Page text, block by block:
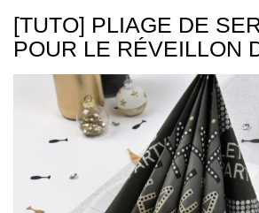
[TUTO] PLIAGE DE
POUR LE RÉVEILLON